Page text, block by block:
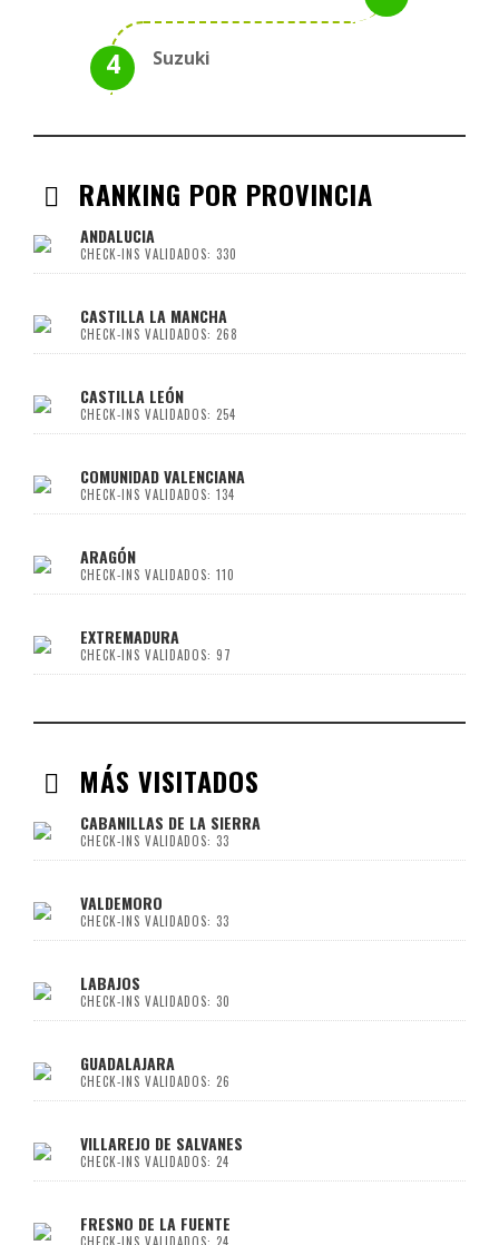
Suzuki
RANKING POR PROVINCIA
ANDALUCIA
CHECK-INS VALIDADOS: 330
CASTILLA LA MANCHA
CHECK-INS VALIDADOS: 268
CASTILLA LEÓN
CHECK-INS VALIDADOS: 254
COMUNIDAD VALENCIANA
CHECK-INS VALIDADOS: 134
ARAGÓN
CHECK-INS VALIDADOS: 110
EXTREMADURA
CHECK-INS VALIDADOS: 97
MÁS VISITADOS
CABANILLAS DE LA SIERRA
CHECK-INS VALIDADOS: 33
VALDEMORO
CHECK-INS VALIDADOS: 33
LABAJOS
CHECK-INS VALIDADOS: 30
GUADALAJARA
CHECK-INS VALIDADOS: 26
VILLAREJO DE SALVANES
CHECK-INS VALIDADOS: 24
FRESNO DE LA FUENTE
CHECK-INS VALIDADOS: 24